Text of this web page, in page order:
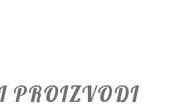
PROIZVODI